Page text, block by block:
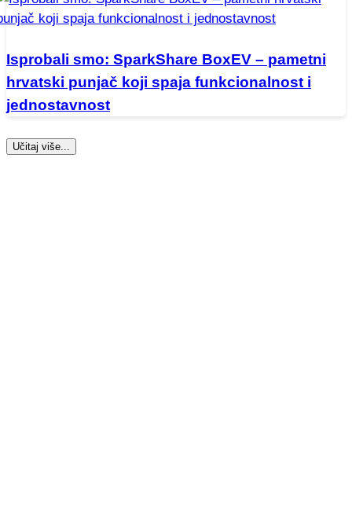
Isprobali smo: SparkShare BoxEV – pametni
hrvatski punjač koji spaja funkcionalnost i
jednostavnost
Učitaj više...